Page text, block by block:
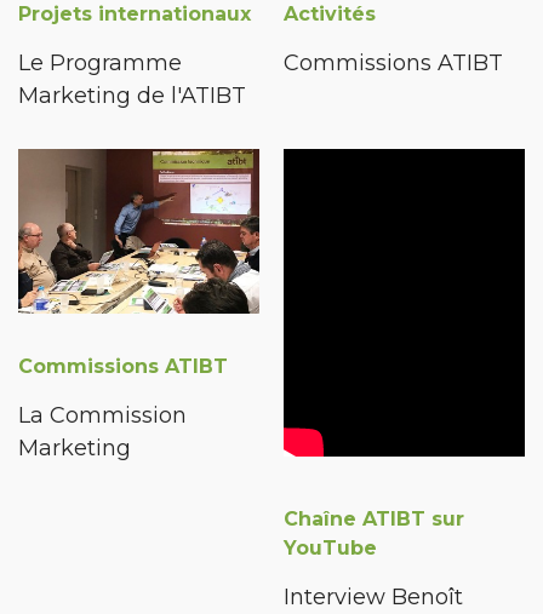
Projets internationaux
Le Programme
Marketing de l'ATIBT
Activités
Commissions ATIBT
Commissions ATIBT
La Commission
Marketing
Chaîne ATIBT sur
YouTube
Interview Benoît